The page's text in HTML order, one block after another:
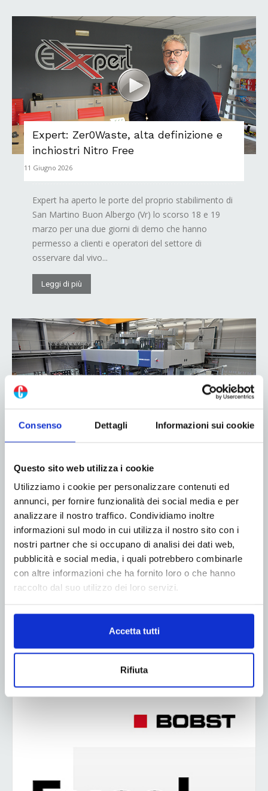
Consenso Dettagli Informazioni sui cookie
Questo sito web utilizza i cookie
Utilizziamo i cookie per personalizzare contenuti ed
annunci, per fornire funzionalità dei social media e per
analizzare il nostro traffico. Condividiamo inoltre
informazioni sul modo in cui utilizza il nostro sito con i
nostri partner che si occupano di analisi dei dati web,
pubblicità e social media, i quali potrebbero combinarle
con altre informazioni che ha fornito loro o che hanno
raccolto dal suo utilizzo dei loro servizi.
Accetta tutti
Rifiuta
Expert: Zer0Waste, alta definizione e
inchiostri Nitro Free
11 Giugno 2026
Expert ha aperto le porte del proprio stabilimento di
San Martino Buon Albergo (Vr) lo scorso 18 e 19
marzo per una due giorni di demo che hanno
permesso a clienti e operatori del settore di
osservare dal vivo...
Leggi di più
9 Giugno 2026
In occasione dei Technology Days 2026, andati in
scena il 21 e 22 aprile presso la sede di Würzburg, in
Germania, Koenig & Bauer ha acceso i riflettori sulla
tecnologia flessografica, presentando in anteprima
mondiale il nuovo sistema EasyTronic...
Leggi di più
1 2 3
ADV